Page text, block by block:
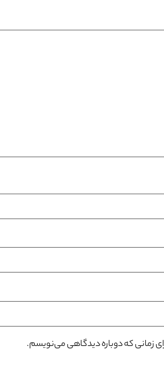
زمانی که دوباره دیدگاهی می‌نویسم.